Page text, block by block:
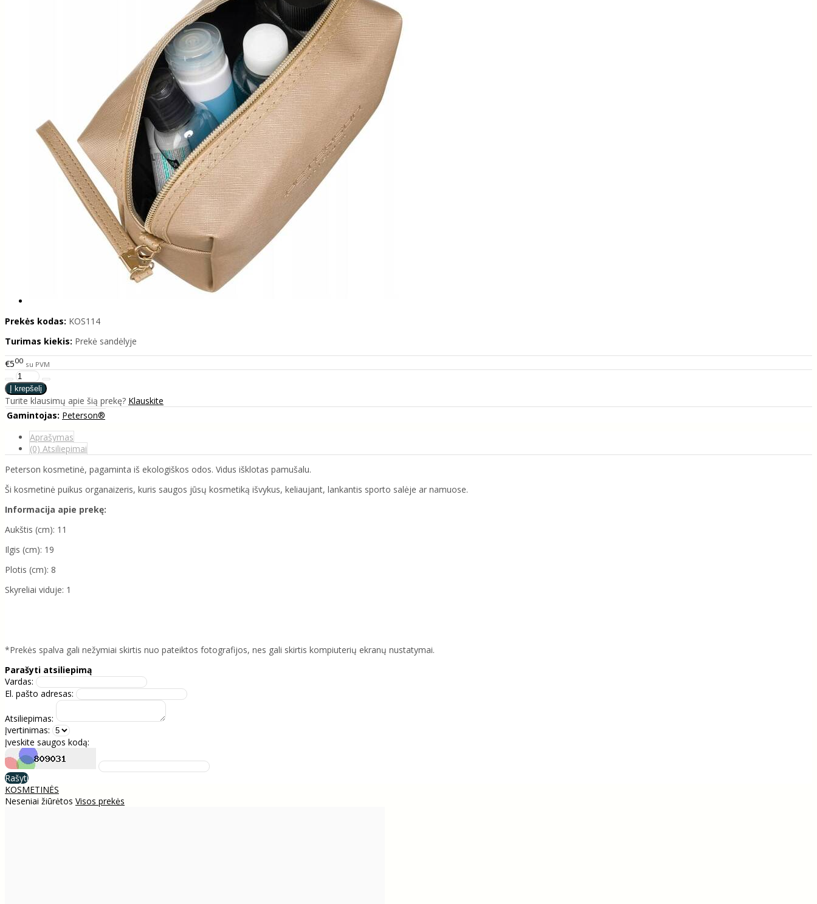
Prekės kodas: KOS114
Turimas kiekis: Prekė sandėlyje
€500 su PVM
Turite klausimų apie šią prekę? Klauskite
Gamintojas: Peterson®
Aprašymas
(0) Atsiliepimai
Peterson kosmetinė, pagaminta iš ekologiškos odos. Vidus išklotas pamušalu.
Ši kosmetinė puikus organaizeris, kuris saugos jūsų kosmetiką išvykus, keliaujant, lankantis sporto salėje ar namuose.
Informacija apie prekę:
Aukštis (cm): 11
Ilgis (cm): 19
Plotis (cm): 8
Skyreliai viduje: 1
*Prekės spalva gali nežymiai skirtis nuo pateiktos fotografijos, nes gali skirtis kompiuterių ekranų nustatymai.
Parašyti atsiliepimą
Vardas:
El. pašto adresas:
Atsiliepimas:
Įvertinimas:
Įveskite saugos kodą:
Rašyti
KOSMETINĖS
Neseniai žiūrėtos Visos prekės